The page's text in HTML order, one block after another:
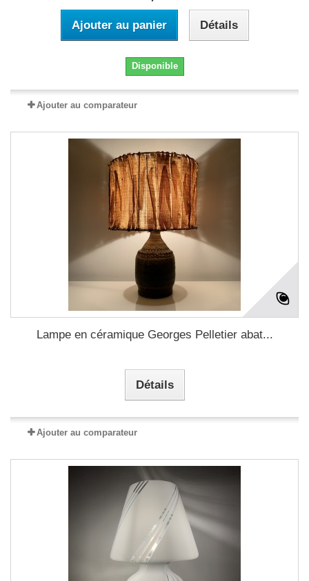
Ajouter au panier Détails
Disponible
Ajouter au comparateur
Lampe en céramique Georges Pelletier abat...
Détails
Ajouter au comparateur